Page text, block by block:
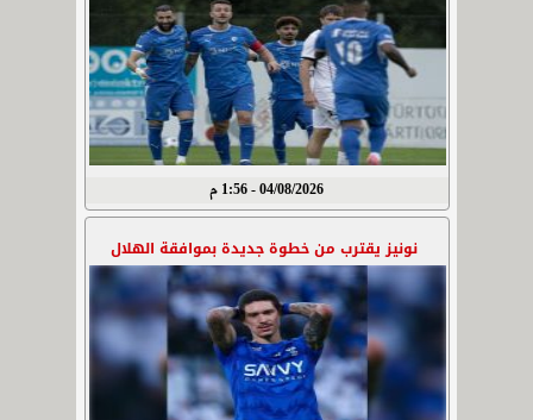
04/08/2026 - 1:56 م
نونيز يقترب من خطوة جديدة بموافقة الهلال